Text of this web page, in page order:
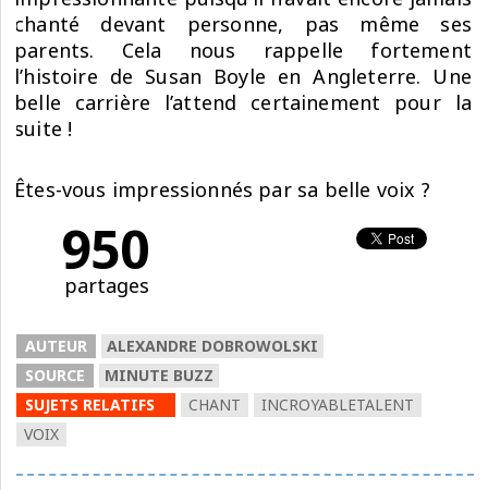
chanté devant personne, pas même ses
parents. Cela nous rappelle fortement
l’histoire de Susan Boyle en Angleterre. Une
belle carrière l’attend certainement pour la
suite !
Êtes-vous impressionnés par sa belle voix ?
950
partages
AUTEUR
ALEXANDRE DOBROWOLSKI
SOURCE
MINUTE BUZZ
SUJETS RELATIFS
CHANT
INCROYABLETALENT
VOIX